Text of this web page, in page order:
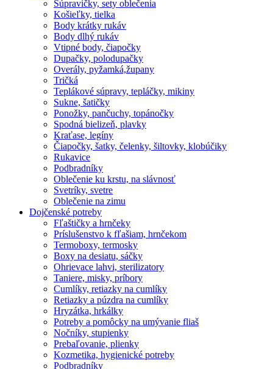
Súpravičky, sety oblečenia
Košieľky, tielka
Body krátky rukáv
Body dlhý rukáv
Vtipné body, čiapočky
Dupačky, polodupačky
Overály, pyžamká,župany
Tričká
Teplákové súpravy, tepláčky, mikiny
Sukne, šatičky
Ponožky, pančuchy, topánočky
Spodná bielizeň, plavky
Kraťase, legíny
Čiapočky, šatky, čelenky, šiltovky, klobúčiky
Rukavice
Podbradníky
Oblečenie ku krstu, na slávnosť
Svetríky, svetre
Oblečenie na zimu
Dojčenské potreby
Fľaštičky a hrnčeky
Príslušenstvo k fľašiam, hrnčekom
Termoboxy, termosky
Boxy na desiatu, sáčky
Ohrievace lahvi, sterilizatory
Taniere, misky, príbory
Cumlíky, retiazky na cumlíky
Retiazky a púzdra na cumlíky
Hryzátka, hrkálky
Potreby a pomôcky na umývanie fliaš
Nočníky, stupienky
Prebaľovanie, plienky
Kozmetika, hygienické potreby
Podbradníky